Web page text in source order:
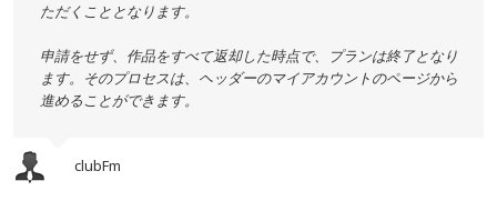
ただくこととなります。
申請をせず、作品をすべて返却した時点で、プランは終了となり
ます。そのプロセスは、ヘッダーのマイアカウントのページから
進めることができます。
clubFm